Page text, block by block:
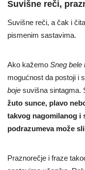
Suvišne reči,
Suvišne reči, a čak i
pismenim sastavima.
Ako kažemo Sneg bele
mogućnost da postoji i
boje suvišna sintagma.
žuto sunce, plavo
takvog nagomilanog i
podrazumeva može
Praznorečje i fraze